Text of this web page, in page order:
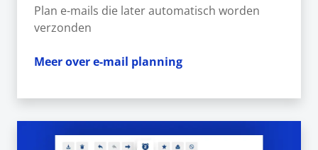
Plan e-mails die later automatisch worden
verzonden
Meer over e-mail planning